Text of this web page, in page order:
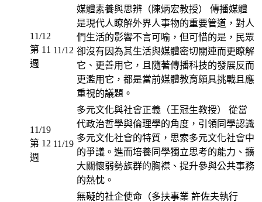
11/12
第 11
週
11/12
媒體素養與思辨（陳炳宏教授） 傳播媒體
是現代人瞭解外界人事物的重要管道，對人
們生活的影響不言可喻，但可惜的是，民眾
卻沒有因為其生活與媒體密切關連而更瞭解
它、更善用它，且隨著傳播科技的發展反而
更濫用它，都是當前媒體教育頗具挑戰且應
重視的議題。
11/19
第 12
週
11/19
多元文化與社會正義（王冠生教授） 從當
代政治哲學與倫理學的角度，引領同學認識
多元文化社會的特質，思索多元文化社會中
的爭議。進而培養同學獨立思考的能力、擴
大關懷弱勢族群的胸襟、提升參與公共事務
的熱忱。
無礙的社企使命（多扶事業 許佐夫執行